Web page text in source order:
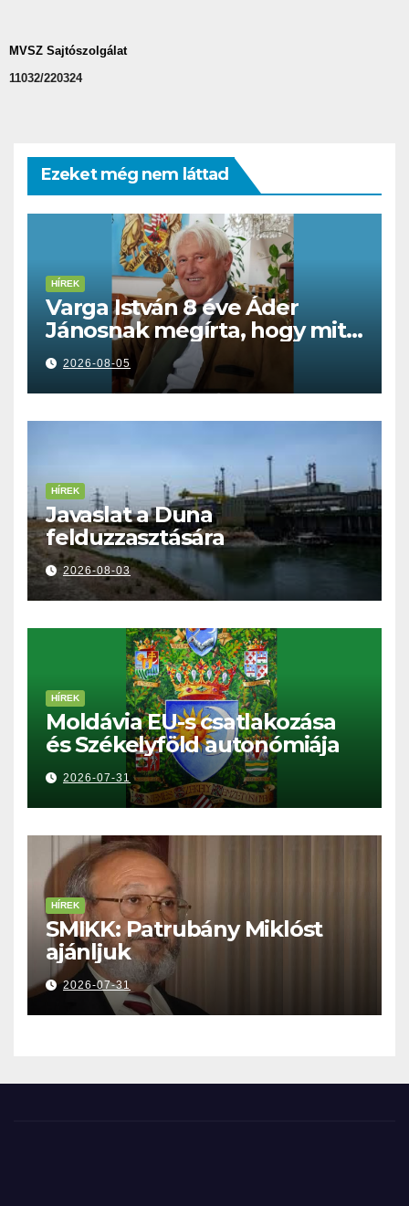
MVSZ Sajtószolgálat
11032/220324
Ezeket még nem láttad
HÍREK
Varga István 8 éve Áder
Jánosnak megírta, hogy mit
kell tennünk a Dunával
2026-08-05
HÍREK
Javaslat a Duna
felduzzasztására
2026-08-03
HÍREK
Moldávia EU-s csatlakozása
és Székelyföld autonómiája
2026-07-31
HÍREK
SMIKK: Patrubány Miklóst
ajánljuk
2026-07-31